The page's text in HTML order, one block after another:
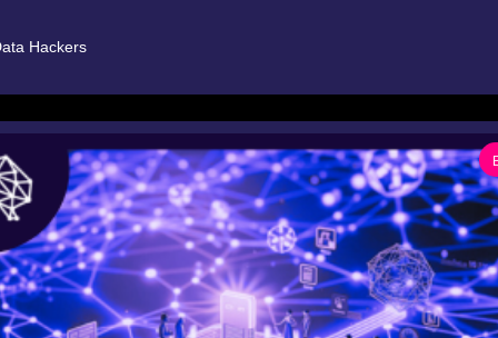
Hackers